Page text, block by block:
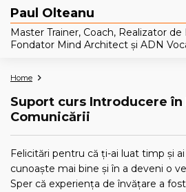
Paul Olteanu
Master Trainer, Coach, Realizator
Fondator Mind Architect și ADN
Home
Suport curs Introducere
Comunicării
Felicitări pentru că ți-ai luat timp și
cunoaște mai bine și în a deveni o
Sper că experiența de învățare a